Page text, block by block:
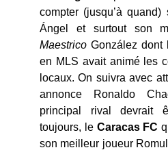
compter (jusqu’à
Ángel et surtout son
Maestrico González dont
en MLS avait animé les
locaux. On suivra avec
annonce Ronaldo
principal rival devrait
toujours, le Caracas FC
son meilleur joueur